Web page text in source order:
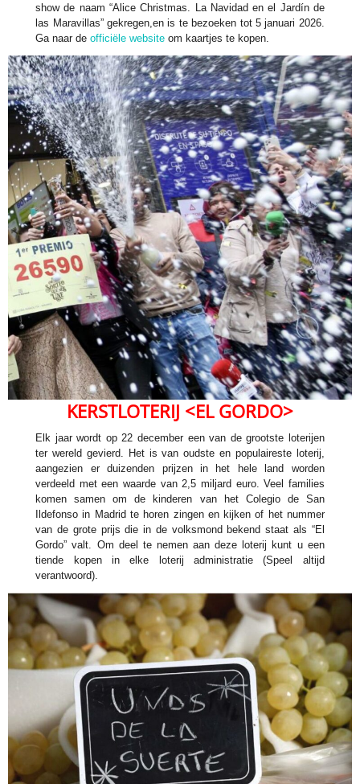
show de naam “Alice Christmas. La Navidad en el Jardín de
las Maravillas” gekregen,en is te bezoeken tot 5 januari 2026.
Ga naar deofficiële website om kaartjes te kopen.
KERSTLOTERIJ <EL GORDO>
Elk jaar wordt op 22 december een van de grootste loterijen
ter wereld gevierd. Het is van oudste en populaireste loterij,
aangezien er duizenden prijzen in het hele land worden
verdeeld met een waarde van 2,5 miljard euro. Veel families
komen samen om de kinderen van het Colegio de San
Ildefonso in Madrid te horen zingen en kijken of het nummer
van de grote prijs die in de volksmond bekend staat als “El
Gordo” valt. Om deel te nemen aan deze loterij kunt u een
tiende kopen in elke loterij administratie (Speel altijd
verantwoord).